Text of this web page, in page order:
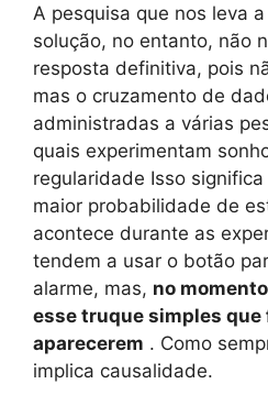
A pesquisa que nos leva
solução, no entanto, não
resposta definitiva, pois
mas o cruzamento de
administradas a várias
quais experimentam
regularidade Isso
maior probabilidade de
acontece durante as
tendem a usar o botão
alarme, mas, no
esse truque simples que
aparecerem . Como
implica causalidade.